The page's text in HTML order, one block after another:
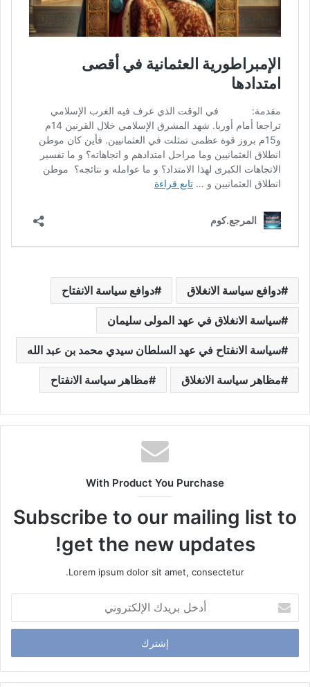
دوافع سياسة الانغلاق دوافع سياسة الانفتاح
سياسة الانغلاق في عهد المولى سليمان
سياسة الانفتاح في عهد السلطان سيدي محمد بن عبد الله
مظاهر سياسة الانغلاق مظاهر سياسة الانفتاح
With Product You Purchase
Subscribe to our mailing list to
get the new updates!
Lorem ipsum dolor sit amet, consectetur.
خ
ب
ر